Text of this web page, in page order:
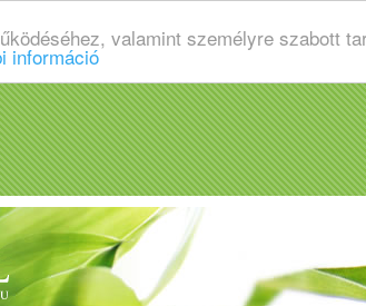
valamint személyre szabott
információ